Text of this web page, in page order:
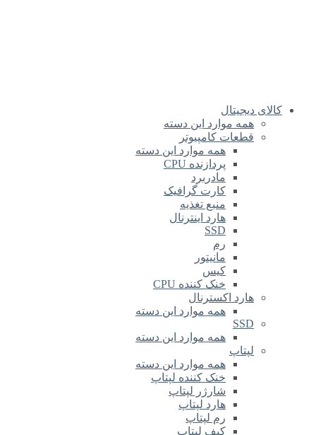
کالای دیجیتال
همه موارد این دسته
قطعات کامپیوتر
همه موارد این دسته
پردازنده CPU
مادربرد
کارت گرافیک
منبع تغذیه
هارد اینترنال
SSD
رم
مانیتور
کیس
خنک کننده CPU
هارد اکسترنال
همه موارد این دسته
SSD
همه موارد این دسته
لپتاپ
همه موارد این دسته
خنک کننده لپتاپ
شارژر لپتاپ
هارد لپتاپ
رم لپتاپ
کیف لپتاپ